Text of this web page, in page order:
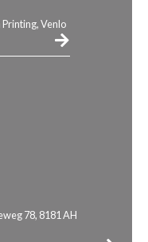
Venlo
78, 8181 AH